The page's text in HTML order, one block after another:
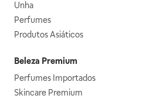
Unha
Perfumes
Produtos Asiáticos
Beleza Premium
Perfumes Importados
Skincare Premium